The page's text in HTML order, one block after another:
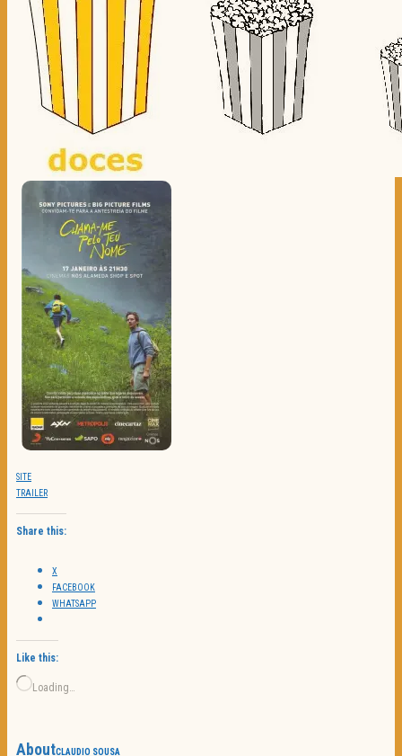
SITE
TRAILER
Share this:
X
FACEBOOK
WHATSAPP
Like this:
Loading…
AboutCLAUDIO SOUSA